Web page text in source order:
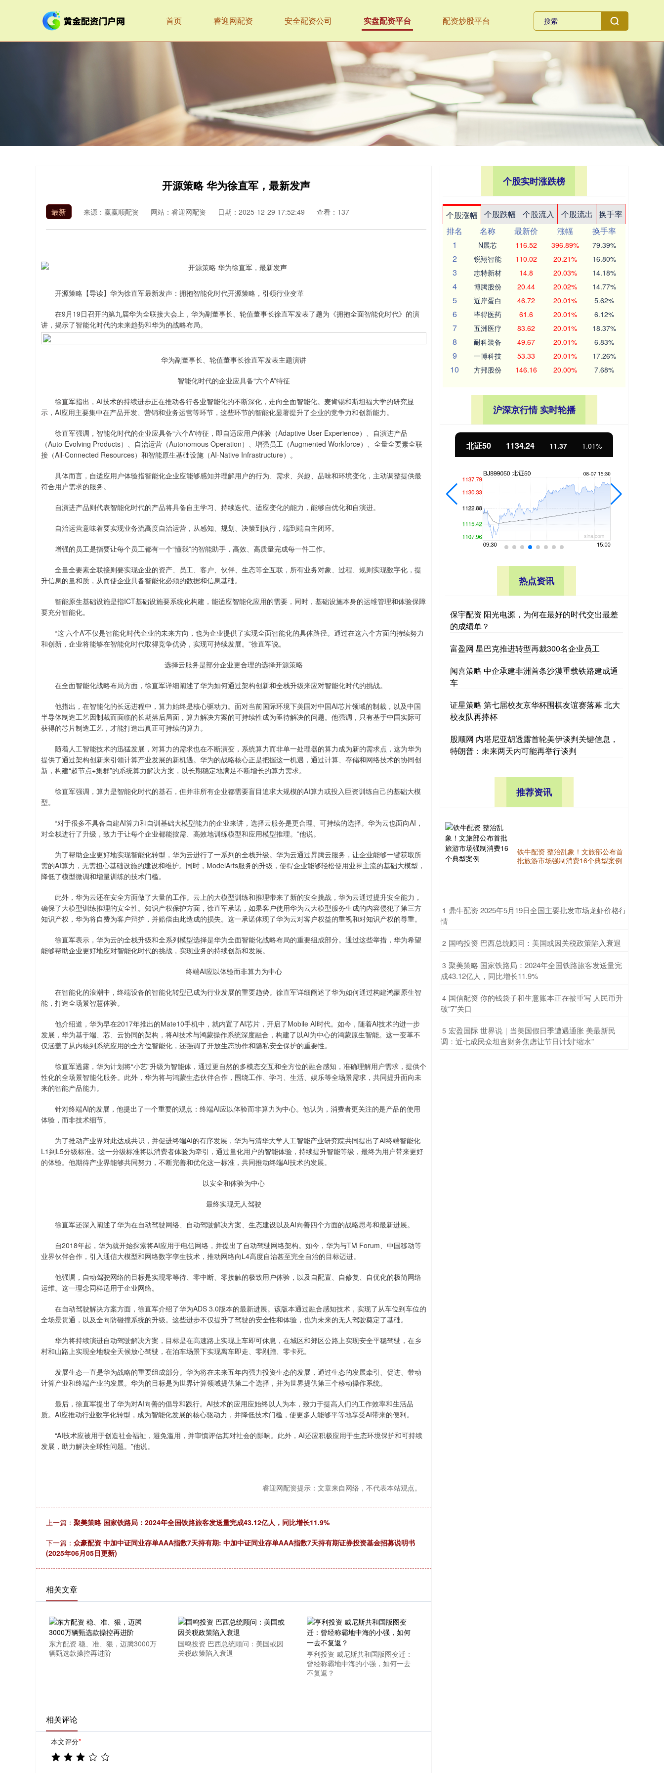
首页 睿迎网配资 安全配资公司 实盘配资平台 配资炒股平台
开源策略 华为徐直军，最新发声
最新 来源：赢赢顺配资 网站：睿迎网配资 日期：2025-12-29 17:52:49 查看：137
开源策略【导读】华为徐直军最新发声：拥抱智能化时代开源策略，引领行业变革
在9月19日召开的第九届华为全联接大会上，华为副董事长、轮值董事长徐直军发表了题为《拥抱全面智能化时代》的演
讲，揭示了智能化时代的未来趋势和华为的战略布局。
华为副董事长、轮值董事长徐直军发表主题演讲
智能化时代的企业应具备“六个A”特征
徐直军指出，AI技术的持续进步正在推动各行各业智能化的不断深化，走向全面智能化。麦肯锡和斯坦福大学的研究显
示，AI应用主要集中在产品开发、营销和业务运营等环节，这些环节的智能化显著提升了企业的竞争力和创新能力。
徐直军强调，智能化时代的企业应具备“六个A”特征，即自适应用户体验（Adaptive User Experience）、自演进产品
（Auto-Evolving Products）、自治运营（Autonomous Operation）、增强员工（Augmented Workforce）、全量全要素全联
接（All-Connected Resources）和智能原生基础设施（AI-Native Infrastructure）。
具体而言，自适应用户体验指智能化企业应能够感知并理解用户的行为、需求、兴趣、品味和环境变化，主动调整提供最
符合用户需求的服务。
自演进产品则代表智能化时代的产品将具备自主学习、持续迭代、适应变化的能力，能够自优化和自演进。
自治运营意味着要实现业务流高度自治运营，从感知、规划、决策到执行，端到端自主闭环。
增强的员工是指要让每个员工都有一个“懂我”的智能助手，高效、高质量完成每一件工作。
全量全要素全联接则要实现企业的资产、员工、客户、伙伴、生态等全互联，所有业务对象、过程、规则实现数字化，提
升信息的量和质，从而使企业具备智能化必须的数据和信息基础。
智能原生基础设施是指ICT基础设施要系统化构建，能适应智能化应用的需要，同时，基础设施本身的运维管理和体验保障
要充分智能化。
“这‘六个A’不仅是智能化时代企业的未来方向，也为企业提供了实现全面智能化的具体路径。通过在这六个方面的持续努力
和创新，企业将能够在智能化时代取得竞争优势，实现可持续发展。”徐直军说。
选择云服务是部分企业更合理的选择开源策略
在全面智能化战略布局方面，徐直军详细阐述了华为如何通过架构创新和全栈升级来应对智能化时代的挑战。
他指出，在智能化的长远进程中，算力始终是核心驱动力。面对当前国际环境下美国对中国AI芯片领域的制裁，以及中国
半导体制造工艺因制裁而面临的长期落后局面，算力解决方案的可持续性成为亟待解决的问题。他强调，只有基于中国实际可
获得的芯片制造工艺，才能打造出真正可持续的算力。
随着人工智能技术的迅猛发展，对算力的需求也在不断演变，系统算力而非单一处理器的算力成为新的需求点，这为华为
提供了通过架构创新来引领计算产业发展的新机遇。华为的战略核心正是把握这一机遇，通过计算、存储和网络技术的协同创
新，构建“超节点+集群”的系统算力解决方案，以长期稳定地满足不断增长的算力需求。
徐直军强调，算力是智能化时代的基石，但并非所有企业都需要盲目追求大规模的AI算力或投入巨资训练自己的基础大模
型。
“对于很多不具备自建AI算力和自训基础大模型能力的企业来讲，选择云服务是更合理、可持续的选择。华为云也面向AI，
对全栈进行了升级，致力于让每个企业都能按需、高效地训练模型和应用模型推理。”他说。
为了帮助企业更好地实现智能化转型，华为云进行了一系列的全栈升级。华为云通过昇腾云服务，让企业能够一键获取所
需的AI算力，无需担心基础设施的建设和维护。同时，ModelArts服务的升级，使得企业能够轻松使用业界主流的基础大模型，
降低了模型微调和增量训练的技术门槛。
此外，华为云还在安全方面做了大量的工作。云上的大模型训练和推理带来了新的安全挑战，华为云通过提升安全能力，
确保了大模型训练推理的安全性。知识产权保护方面，徐直军承诺，如果客户使用华为云大模型服务生成的内容侵犯了第三方
知识产权，华为将自费为客户辩护，并赔偿由此造成的损失。这一承诺体现了华为云对客户权益的重视和对知识产权的尊重。
徐直军表示，华为云的全栈升级和全系列模型选择是华为全面智能化战略布局的重要组成部分。通过这些举措，华为希望
能够帮助企业更好地应对智能化时代的挑战，实现业务的持续创新和发展。
终端AI应以体验而非算力为中心
在智能化的浪潮中，终端设备的智能化转型已成为行业发展的重要趋势。徐直军详细阐述了华为如何通过构建鸿蒙原生智
能，打造全场景智慧体验。
他介绍道，华为早在2017年推出的Mate10手机中，就内置了AI芯片，开启了Mobile AI时代。如今，随着AI技术的进一步
发展，华为基于端、芯、云协同的架构，将AI技术与鸿蒙操作系统深度融合，构建了以AI为中心的鸿蒙原生智能。这一变革不
仅涵盖了从内核到系统应用的全方位智能化，还强调了开放生态协作和隐私安全保护的重要性。
徐直军透露，华为计划将“小艺”升级为智能体，通过更自然的多模态交互和全方位的融合感知，准确理解用户需求，提供个
性化的全场景智能化服务。此外，华为将与鸿蒙生态伙伴合作，围绕工作、学习、生活、娱乐等全场景需求，共同提升面向未
来的智能产品能力。
针对终端AI的发展，他提出了一个重要的观点：终端AI应以体验而非算力为中心。他认为，消费者更关注的是产品的使用
体验，而非技术细节。
为了推动产业界对此达成共识，并促进终端AI的有序发展，华为与清华大学人工智能产业研究院共同提出了AI终端智能化
L1到L5分级标准。这一分级标准将以消费者体验为牵引，通过量化用户的智能体验，持续提升智能等级，最终为用户带来更好
的体验。他期待产业界能够共同努力，不断完善和优化这一标准，共同推动终端AI技术的发展。
以安全和体验为中心
最终实现无人驾驶
徐直军还深入阐述了华为在自动驾驶网络、自动驾驶解决方案、生态建设以及AI向善四个方面的战略思考和最新进展。
自2018年起，华为就开始探索将AI应用于电信网络，并提出了自动驾驶网络架构。如今，华为与TM Forum、中国移动等
业界伙伴合作，引入通信大模型和网络数字孪生技术，推动网络向L4高度自治甚至完全自治的目标迈进。
他强调，自动驾驶网络的目标是实现零等待、零中断、零接触的极致用户体验，以及自配置、自修复、自优化的极简网络
运维。这一理念同样适用于企业网络。
在自动驾驶解决方案方面，徐直军介绍了华为ADS 3.0版本的最新进展。该版本通过融合感知技术，实现了从车位到车位的
全场景贯通，以及全向防碰撞系统的升级。这些进步不仅提升了驾驶的安全性和体验，也为未来的无人驾驶奠定了基础。
华为将持续演进自动驾驶解决方案，目标是在高速路上实现上车即可休息，在城区和郊区公路上实现安全平稳驾驶，在乡
村和山路上实现全地貌全天候放心驾驶，在泊车场景下实现离车即走、零剐蹭、零卡死。
发展生态一直是华为战略的重要组成部分。华为将在未来五年内强力投资生态的发展，通过生态的发展牵引、促进、带动
计算产业和终端产业的发展。华为的目标是为世界计算领域提供第二个选择，并为世界提供第三个移动操作系统。
最后，徐直军提出了华为对AI向善的倡导和践行。AI技术的应用应始终以人为本，致力于提高人们的工作效率和生活品
质。AI应推动行业数字化转型，成为智能化发展的核心驱动力，并降低技术门槛，使更多人能够平等地享受AI带来的便利。
“AI技术应被用于创造社会福祉，避免滥用，并审慎评估其对社会的影响。此外，AI还应积极应用于生态环境保护和可持续
发展，助力解决全球性问题。”他说。
睿迎网配资提示：文章来自网络，不代表本站观点。
上一篇： 聚美策略 国家铁路局：2024年全国铁路旅客发送量完成43.12亿人，同比增长11.9%
下一篇： 众豪配资 中加中证同业存单AAA指数7天持有期: 中加中证同业存单AAA指数7天持有期证券投资基金招募说明书
(2025年06月05日更新)
相关文章
东方配资 稳、准、狠，迈腾3000万
辆甄选款操控再进阶
国鸣投资 巴西总统顾问：美国或因
关税政策陷入衰退
亨利投资 威尼斯共和国版图变迁：
曾经称霸地中海的小强，如何一去
不复返？
相关评论
本文评分*
个股实时涨跌榜
个股涨幅 个股跌幅 个股流入 个股流出
换手率
排名
名称 最新价 涨幅
换手率
1
N展芯 116.52 396.89% 79.39%
2 锐翔智能 110.02 20.21% 16.80%
3 志特新材 14.8 20.03% 14.18%
4 博腾股份 20.44 20.02% 14.77%
5 近岸蛋白 46.72 20.01% 5.62%
6 毕得医药 61.6 20.01% 6.12%
7 五洲医疗 83.62 20.01% 18.37%
8 耐科装备 49.67 20.01% 6.83%
9 一博科技 53.33 20.01% 17.26%
10 方邦股份 146.16 20.00% 7.68%
沪深京行情 实时轮播
深证成指 14311.01 200.89 1.42% 沪深300 4694.44 43.13 0.93% 北证50 1134.24 11.37 1.01%
热点资讯
保宇配资 阳光电源，为何在最好的时代交出最差
的成绩单？
富盈网 星巴克推进转型再裁300名企业员工
闻喜策略 中企承建非洲首条沙漠重载铁路建成通
车
证星策略 第七届校友京华杯围棋友谊赛落幕 北大
校友队再捧杯
股顺网 内塔尼亚胡透露首轮美伊谈判关键信息，
特朗普：未来两天内可能再举行谈判
推荐资讯
铁牛配资 整治乱象！文旅部公布首
批旅游市场强制消费16个典型案例
1 ​鼎牛配资 2025年5月19日全国主要批发市场龙虾价格行
情
2 ​国鸣投资 巴西总统顾问：美国或因关税政策陷入衰退
3 ​聚美策略 国家铁路局：2024年全国铁路旅客发送量完
成43.12亿人，同比增长11.9%
4 ​国信配资 你的钱袋子和生意账本正在被重写 人民币升
破“7”关口
5 ​宏盈国际 世界说｜当美国假日季遭遇通胀 美最新民
调：近七成民众坦言财务焦虑让节日计划“缩水”